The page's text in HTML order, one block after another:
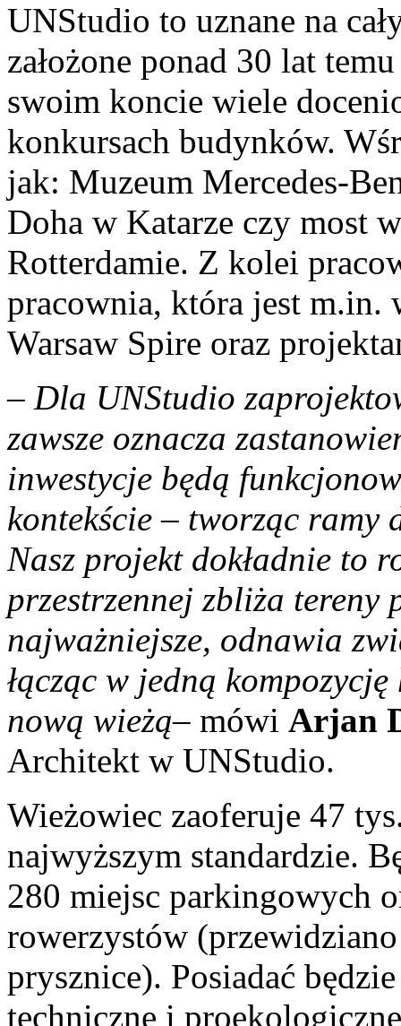
UNStudio to uznane na
założone ponad 30 lat
swoim koncie wiele
konkursach budynków.
jak: Muzeum Mercedes-
Doha w Katarze czy most
Rotterdamie. Z kolei
pracownia, która jest m.in.
Warsaw Spire oraz
– Dla UNStudio
zawsze oznacza
inwestycje będą
kontekście – tworząc ramy
Nasz projekt dokładnie to
przestrzennej zbliża tereny
najważniejsze, odnawia
łącząc w jedną
nową wieżą– mówi Arjan
Architekt w UNStudio.
Wieżowiec zaoferuje 47
najwyższym standardzie.
280 miejsc parkingowych
rowerzystów
prysznice). Posiadać
techniczne i